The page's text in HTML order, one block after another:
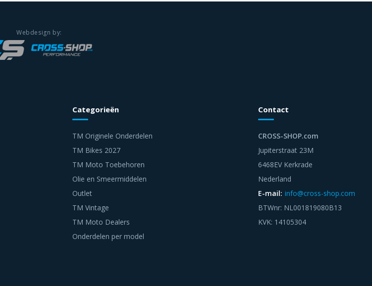
Categorieën
TM Originele Onderdelen
TM Bikes 2027
TM Moto Toebehoren
Olie en Smeermiddelen
Outlet
TM Vintage
TM Moto Dealers
Onderdelen per model
Contact
CROSS-SHOP.com
Jupiterstraat 23M
6468EV Kerkrade
Nederland
E-mail: info@cross-shop.com
BTWnr: NL001819080B13
KVK: 14105304